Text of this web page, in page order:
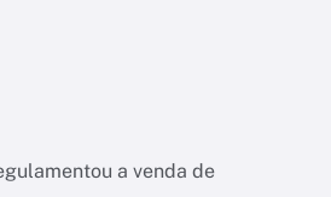
a venda de